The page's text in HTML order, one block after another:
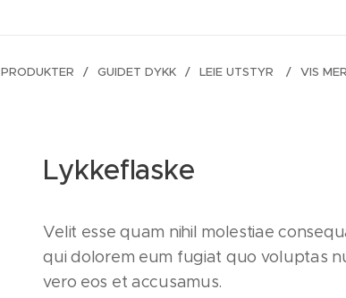
PRODUKTER GUIDET DYKK LEIE UTSTYR VIS MER
Lykkeflaske
Velit esse quam nihil molestiae
qui dolorem eum fugiat quo voluptas
vero eos et accusamus.